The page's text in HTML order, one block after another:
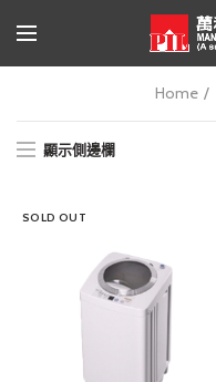
Home
顯示側邊欄
SOLD OUT